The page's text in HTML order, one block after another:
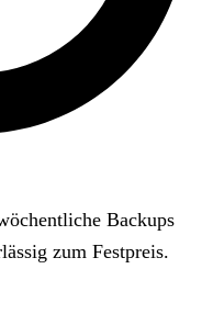
Backups
zum Festpreis.